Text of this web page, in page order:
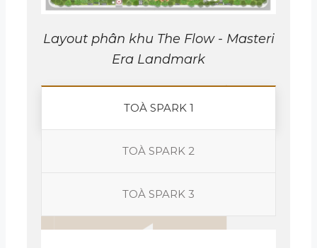
Layout phân khu The Flow - Masteri
Era Landmark
TOÀ SPARK 1
TOÀ SPARK 2
TOÀ SPARK 3